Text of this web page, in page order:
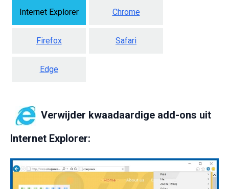
Internet Explorer Chrome
Firefox Safari
Edge
Verwijder kwaadaardige add-ons uit
Internet Explorer: